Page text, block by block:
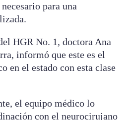
para una
HGR No. 1, doctora Ana
informó que este es el
en el estado con esta clase
el equipo médico lo
con el neurocirujano